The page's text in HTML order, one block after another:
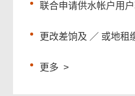
联合申请供水帐户用
更改差饷及 ／ 或地租
更多 >